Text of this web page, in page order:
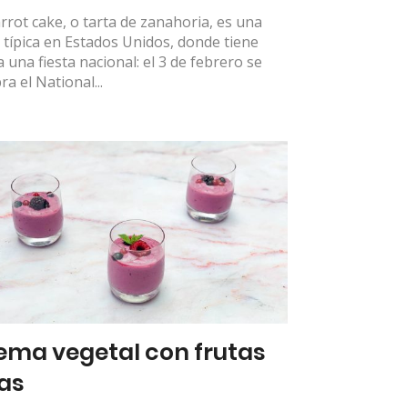
cake, o tarta de zanahoria, es una
en Estados Unidos, donde tiene
una fiesta nacional: el 3 de febrero se
el National...
vegetal con frutas